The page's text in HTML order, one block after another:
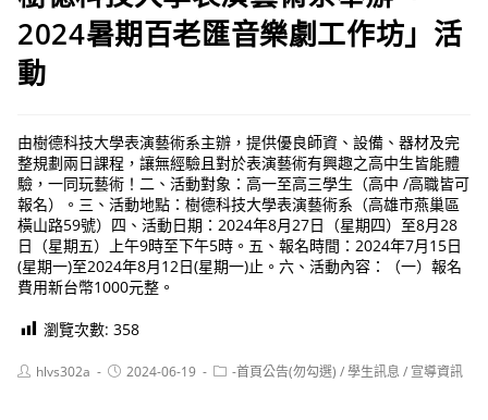
2024暑期百老匯音樂劇工作坊」活
動
由樹德科技大學表演藝術系主辦，提供優良師資、設備、器材及完
整規劃兩日課程，讓無經驗且對於表演藝術有興趣之高中生皆能體
驗，一同玩藝術！二、活動對象：高一至高三學生（高中 /高職皆可
報名）。三、活動地點：樹德科技大學表演藝術系（高雄市燕巢區
橫山路59號）四、活動日期：2024年8月27日（星期四）至8月28
日（星期五）上午9時至下午5時。五、報名時間：2024年7月15日
(星期一)至2024年8月12日(星期一)止。六、活動內容：（一）報名
費用新台幣1000元整。
瀏覽次數: 358
Posthlvs302a
Post2024-06-19
Post-首頁公告(勿勾選) /學生訊息 / 宣導資訊